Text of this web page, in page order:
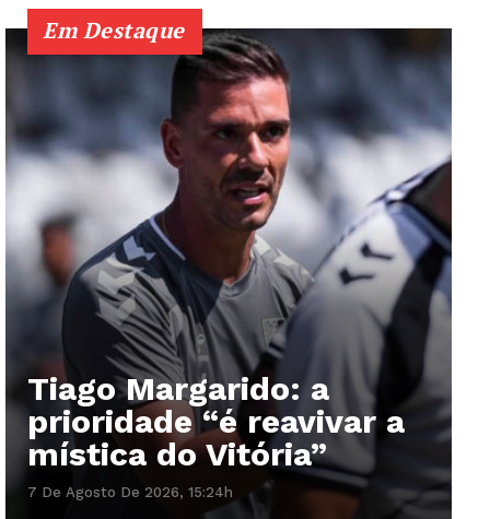
Em Destaque
Tiago Margarido: a
prioridade “é reavivar a
mística do Vitória”
7 De Agosto De 2026, 15:24h